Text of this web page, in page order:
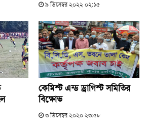
৯ ডিসেম্বর ২০২২ ০২:১৫
কেমিস্ট এন্ড ড্রাগিস্ট সমিতির
বিক্ষোভ
৩ ডিসেম্বর ২০২০ ২৩:৫৮